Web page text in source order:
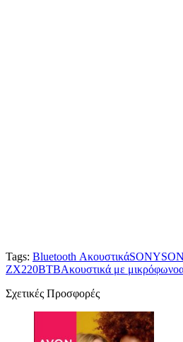
Tags: Bluetooth ΑκουστικάSONY
ZX220BTBΑκουστικά με μικρόφωνο
Σχετικές Προσφορές